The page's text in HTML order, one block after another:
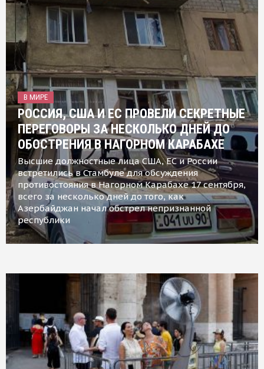
В МИРЕ
РОССИЯ, США И ЕС ПРОВЕЛИ СЕКРЕТНЫЕ
ПЕРЕГОВОРЫ ЗА НЕСКОЛЬКО ДНЕЙ ДО
ОБОСТРЕНИЯ В НАГОРНОМ КАРАБАХЕ
Высшие должностные лица США, ЕС и России
встретились в Стамбуле для обсуждения
противостояния в Нагорном Карабахе 17 сентября,
всего за несколько дней до того, как
Азербайджан начал обстрел непризнанной
республики